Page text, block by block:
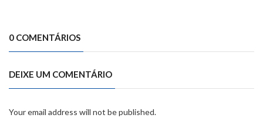
0 COMENTÁRIOS
DEIXE UM COMENTÁRIO
Your email address will not be published.